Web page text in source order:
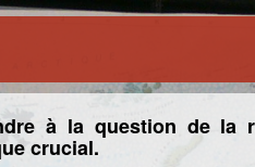
à la question de la
crucial.